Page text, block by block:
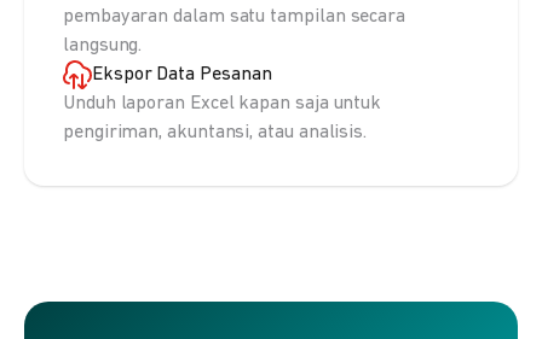
pembayaran dalam satu tampilan secara
langsung.
Ekspor Data Pesanan
Unduh laporan Excel kapan saja untuk
pengiriman, akuntansi, atau analisis.